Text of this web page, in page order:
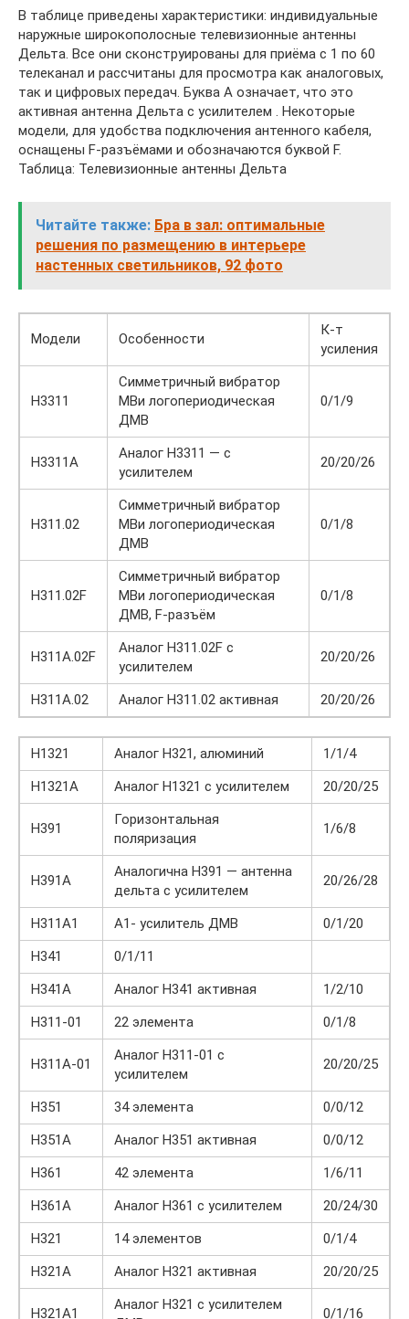
В таблице приведены характеристики: индивидуальные
наружные широкополосные телевизионные антенны
Дельта. Все они сконструированы для приёма с 1 по 60
телеканал и рассчитаны для просмотра как аналоговых,
так и цифровых передач. Буква А означает, что это
активная антенна Дельта с усилителем . Некоторые
модели, для удобства подключения антенного кабеля,
оснащены F-разъёмами и обозначаются буквой F.
Таблица: Телевизионные антенны Дельта
Читайте также: Бра в зал: оптимальные
решения по размещению в интерьере
настенных светильников, 92 фото
Модели Особенности
К-т
усиления
Н3311
Симметричный вибратор
МВи логопериодическая
ДМВ
0/1/9
Н3311А
Аналог Н3311 — с
усилителем
20/20/26
Н311.02
Симметричный вибратор
МВи логопериодическая
ДМВ
0/1/8
Н311.02F
Симметричный вибратор
МВи логопериодическая
ДМВ, F-разъём
0/1/8
Н311A.02F
Аналог Н311.02F с
усилителем
20/20/26
Н311А.02 Аналог Н311.02 активная 20/20/26
Н1321 Аналог Н321, алюминий
1/1/4
Н1321А
Аналог Н1321 с усилителем 20/20/25
Н391
Горизонтальная
поляризация
1/6/8
Н391А
Аналогична Н391 — антенна
дельта с усилителем
20/26/28
Н311А1 А1- усилитель ДМВ
0/1/20
Н341
0/1/11
Н341А
Аналог Н341 активная
1/2/10
Н311-01
22 элемента 0/1/8
Н311А-01
Аналог Н311-01 с
усилителем
20/20/25
Н351 34 элемента
0/0/12
Н351А
Аналог Н351 активная
0/0/12
Н361
42 элемента
1/6/11
Н361А
Аналог Н361 с усилителем
20/24/30
Н321
14 элементов
0/1/4
Н321А
Аналог Н321 активная 20/20/25
Н321А1
Аналог Н321 с усилителем
0/1/16